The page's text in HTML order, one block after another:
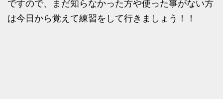
ですので、まだ知らなかった方や使った事がない方
は今日から覚えて練習をして行きましょう！！